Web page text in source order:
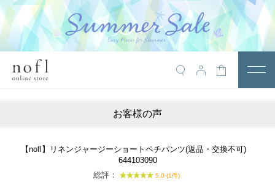
￥10,800税込以上で送料無料
アウター
お客様の声
【nofl】リネンジャージーショートペチパンツ(返品・交換不可)
644103090
総評：
5.0 (1件)